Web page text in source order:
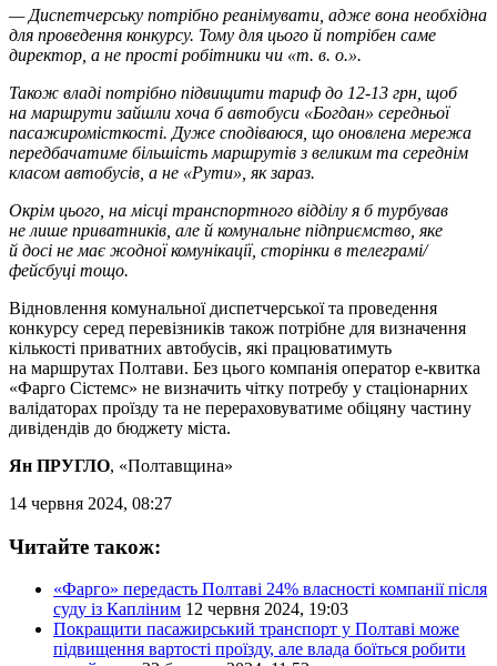
— Диспетчерську потрібно реанімувати, адже вона необхідна
для проведення конкурсу. Тому для цього й потрібен саме
директор, а не прості робітники чи «т. в. о.».
Також владі потрібно підвищити тариф до 12-13 грн, щоб
на маршрути зайшли хоча б автобуси «Богдан» середньої
пасажиромісткості. Дуже сподіваюся, що оновлена мережа
передбачатиме більшість маршрутів з великим та середнім
класом автобусів, а не «Рути», як зараз.
Окрім цього, на місці транспортного відділу я б турбував
не лише приватників, але й комунальне підприємство, яке
й досі не має жодної комунікації, сторінки в телеграмі/
фейсбуці тощо.
Відновлення комунальної диспетчерської та проведення
конкурсу серед перевізників також потрібне для визначення
кількості приватних автобусів, які працюватимуть
на маршрутах Полтави. Без цього компанія оператор е-квитка
«Фарго Сістемс» не визначить чітку потребу у стаціонарних
валідаторах проїзду та не перераховуватиме обіцяну частину
дивідендів до бюджету міста.
Ян ПРУГЛО, «Полтавщина»
14 червня 2024, 08:27
Читайте також:
«Фарго» передасть Полтаві 24% власності компанії після
суду із Капліним 12 червня 2024, 19:03
Покращити пасажирський транспорт у Полтаві може
підвищення вартості проїзду, але влада боїться робити